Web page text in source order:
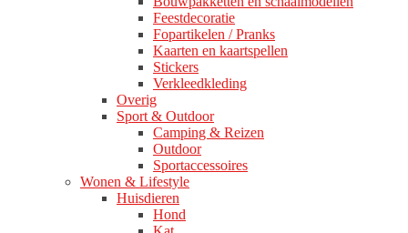
Feestdecoratie
Fopartikelen / Pranks
Kaarten en kaartspellen
Stickers
Verkleedkleding
Overig
Sport & Outdoor
Camping & Reizen
Outdoor
Sportaccessoires
Wonen & Lifestyle
Huisdieren
Hond